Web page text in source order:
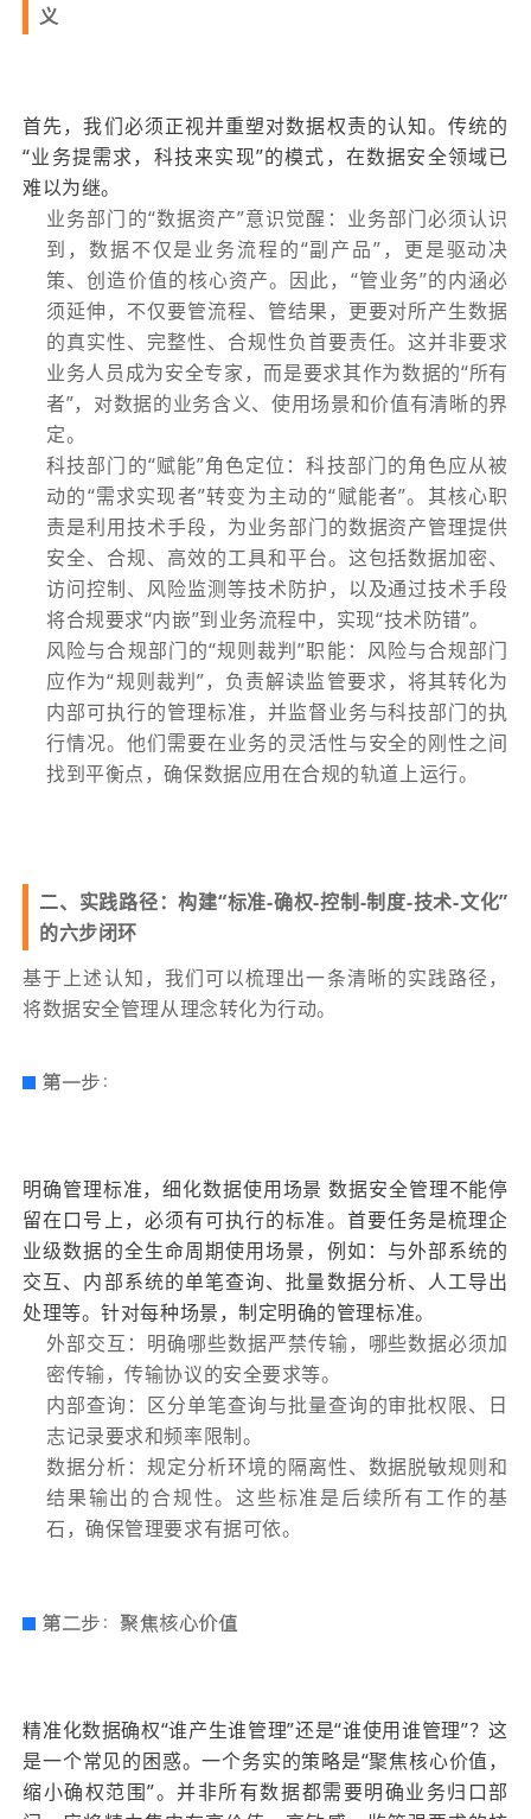
义
首先，我们必须正视并重塑对数据权责的认知。传统的
“业务提需求，科技来实现”的模式，在数据安全领域已
难以为继。
业务部门的“数据资产”意识觉醒：业务部门必须认识
到，数据不仅是业务流程的“副产品”，更是驱动决
策、创造价值的核心资产。因此，“管业务”的内涵必
须延伸，不仅要管流程、管结果，更要对所产生数据
的真实性、完整性、合规性负首要责任。这并非要求
业务人员成为安全专家，而是要求其作为数据的“所有
者”，对数据的业务含义、使用场景和价值有清晰的界
定。
科技部门的“赋能”角色定位：科技部门的角色应从被
动的“需求实现者”转变为主动的“赋能者”。其核心职
责是利用技术手段，为业务部门的数据资产管理提供
安全、合规、高效的工具和平台。这包括数据加密、
访问控制、风险监测等技术防护，以及通过技术手段
将合规要求“内嵌”到业务流程中，实现“技术防错”。
风险与合规部门的“规则裁判”职能：风险与合规部门
应作为“规则裁判”，负责解读监管要求，将其转化为
内部可执行的管理标准，并监督业务与科技部门的执
行情况。他们需要在业务的灵活性与安全的刚性之间
找到平衡点，确保数据应用在合规的轨道上运行。
二、实践路径：构建“标准-确权-控制-制度-技术-文化”
的六步闭环
基于上述认知，我们可以梳理出一条清晰的实践路径，
将数据安全管理从理念转化为行动。
第一步：
明确管理标准，细化数据使用场景 数据安全管理不能停
留在口号上，必须有可执行的标准。首要任务是梳理企
业级数据的全生命周期使用场景，例如：与外部系统的
交互、内部系统的单笔查询、批量数据分析、人工导出
处理等。针对每种场景，制定明确的管理标准。
外部交互：明确哪些数据严禁传输，哪些数据必须加
密传输，传输协议的安全要求等。
内部查询：区分单笔查询与批量查询的审批权限、日
志记录要求和频率限制。
数据分析：规定分析环境的隔离性、数据脱敏规则和
结果输出的合规性。这些标准是后续所有工作的基
石，确保管理要求有据可依。
第二步：聚焦核心价值
精准化数据确权“谁产生谁管理”还是“谁使用谁管理”？这
是一个常见的困惑。一个务实的策略是“聚焦核心价值，
缩小确权范围”。并非所有数据都需要明确业务归口部